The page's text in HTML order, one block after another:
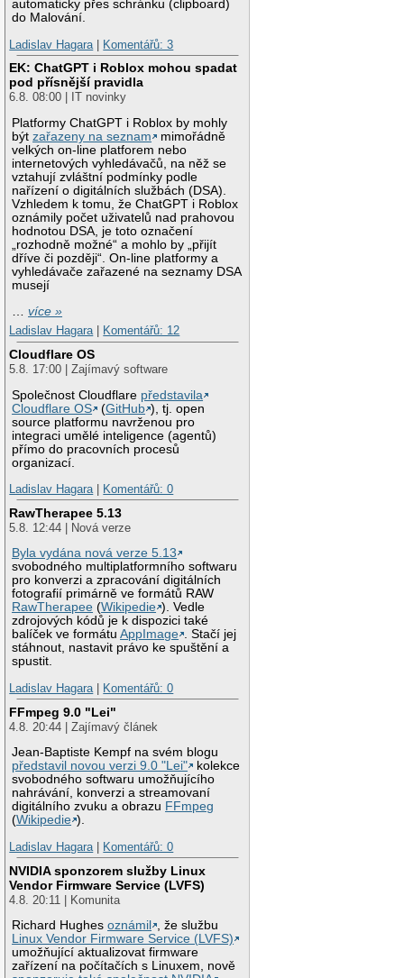
automaticky přes schránku (clipboard)
do Malování.
Ladislav Hagara
Komentářů: 3
EK: ChatGPT i Roblox mohou spadat
pod přísnější pravidla
6.8. 08:00 | IT novinky
Platformy ChatGPT i Roblox by mohly
býtzařazeny na seznam
mimořádně
velkých on-line platforem nebo
internetových vyhledávačů, na něž se
vztahují zvláštní podmínky podle
nařízení o digitálních službách (DSA).
Vzhledem k tomu, že ChatGPT i Roblox
oznámily počet uživatelů nad prahovou
hodnotou DSA, je toto označení
„rozhodně možné“ a mohlo by „přijít
dříve či později“. On-line platformy a
vyhledávače zařazené na seznamy DSA
musejí
…více »
Ladislav Hagara| Komentářů: 12
Cloudflare OS
5.8. 17:00 | Zajímavý software
Společnost Cloudflare představila
Cloudflare OS
(GitHub ), tj. open
source platformu navrženou pro
integraci umělé inteligence (agentů)
přímo do pracovních procesů
organizací.
Ladislav Hagara| Komentářů: 0
RawTherapee 5.13
5.8. 12:44 | Nová verze
Byla vydána nová verze 5.13
svobodného multiplatformního softwaru
pro konverzi a zpracování digitálních
fotografií primárně ve formátů RAW
RawTherapee (Wikipedie ). Vedle
zdrojových kódů je k dispozici také
balíček ve formátuAppImage . Stačí jej
stáhnout, nastavit právo ke spuštění a
spustit.
Ladislav Hagara| Komentářů: 0
FFmpeg 9.0 "Lei"
4.8. 20:44 | Zajímavý článek
Jean-Baptiste Kempf na svém blogu
představil novou verzi 9.0 "Lei"
kolekce
svobodného softwaru umožňujícího
nahrávání, konverzi a streamovaní
digitálního zvuku a obrazu FFmpeg
(Wikipedie ).
Ladislav Hagara| Komentářů: 0
NVIDIA sponzorem služby Linux
Vendor Firmware Service (LVFS)
4.8. 20:11 | Komunita
Richard Hughesoznámil
, že službu
Linux Vendor Firmware Service (LVFS)
umožňující aktualizovat firmware
zařízení na počítačích s Linuxem, nově